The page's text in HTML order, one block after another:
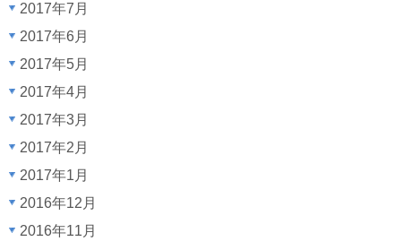
2017年7月
2017年6月
2017年5月
2017年4月
2017年3月
2017年2月
2017年1月
2016年12月
2016年11月